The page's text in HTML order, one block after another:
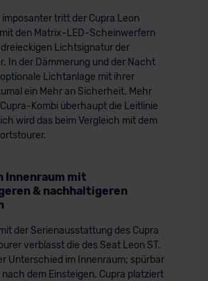
tritt der Cupra Leon
den Matrix-LED-Scheinwerfern
Lichtsignatur der
In der Dämmerung und der Nacht
Lichtanlage mit ihrer
ein Mehr an Sicherheit. Mehr
Kombi überhaupt die Leitlinie
wird das beim Vergleich mit dem
Innenraum mit
& nachhaltigeren
der Serienausstattung des Cupra
verblasst die des Seat Leon ST.
Unterschied im Innenraum; spürbar
dem Einsteigen. Cupra platziert